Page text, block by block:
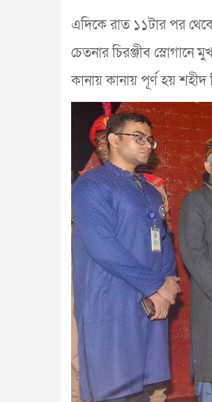
এদিকে রাত ১১টার পর
চেতনার চিরঞ্জীব
কানায় কানায় পূর্ণ হয় শহীদ